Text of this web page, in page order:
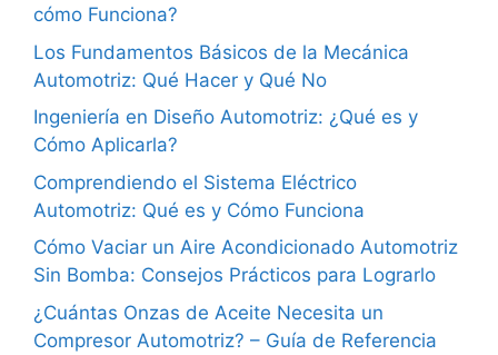
cómo Funciona?
Los Fundamentos Básicos de la Mecánica
Automotriz: Qué Hacer y Qué No
Ingeniería en Diseño Automotriz: ¿Qué es y
Cómo Aplicarla?
Comprendiendo el Sistema Eléctrico
Automotriz: Qué es y Cómo Funciona
Cómo Vaciar un Aire Acondicionado Automotriz
Sin Bomba: Consejos Prácticos para Lograrlo
¿Cuántas Onzas de Aceite Necesita un
Compresor Automotriz? – Guía de Referencia